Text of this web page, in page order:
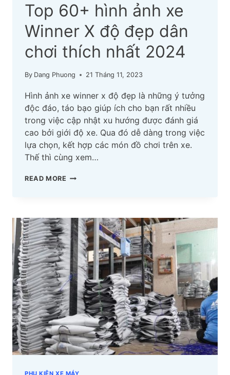
Top 60+ hình ảnh xe
Winner X độ đẹp dân
chơi thích nhất 2024
By Dang Phuong 21 Tháng 11, 2023
Hình ảnh xe winner x độ đẹp là những ý tưởng
độc đáo, táo bạo giúp ích cho bạn rất nhiều
trong việc cập nhật xu hướng được đánh giá
cao bởi giới độ xe. Qua đó dễ dàng trong việc
lựa chọn, kết hợp các món đồ chơi trên xe.
Thế thì cùng xem…
READ MORE TOP
XE
WINNER
X
ĐỘ
ĐẸP
DÂN
CHƠI
THÍCH
NHẤT
2024
PHỤ KIỆN XE MÁY